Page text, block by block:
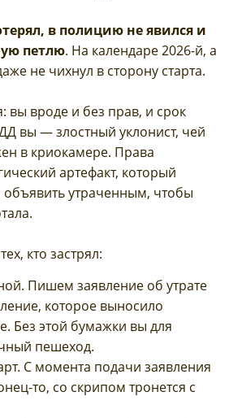
в полицию не явился и
петлю. На календаре 2026-й, а
не чихнул в сторону старта.
вы вроде и без прав, и срок
вы — злостный уклонист, чей
в криокамере. Права
артефакт, который
утраченным, чтобы
кто застрял:
Пишем заявление об утрате
которое выносило
Без этой бумажки вы для
пешеход.
С момента подачи заявления
то, со скрипом тронется с